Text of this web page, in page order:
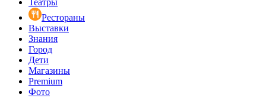
Театры
Рестораны
Выставки
Знания
Город
Дети
Магазины
Premium
Фото